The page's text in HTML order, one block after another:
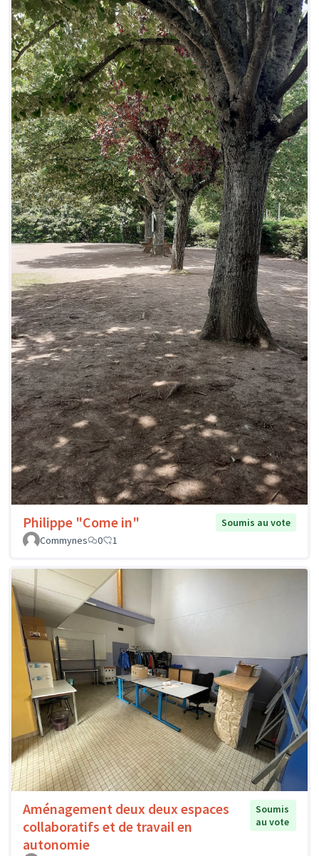
Philippe "Come in"
Soumis au vote
Commynes
0 1
Aménagement deux deux espaces
collaboratifs et de travail en
autonomie
Soumis
au vote